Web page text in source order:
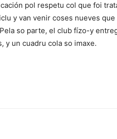
pol respetu col que foi
y van venir coses nueves
so parte, el club fízo-y
y un cuadru cola so imaxe.